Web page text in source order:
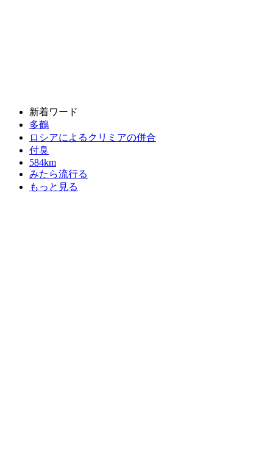
新着ワード
多鶴
ロシアによるクリミアの併合
付臭
584km
みたら流行る
もっと見る